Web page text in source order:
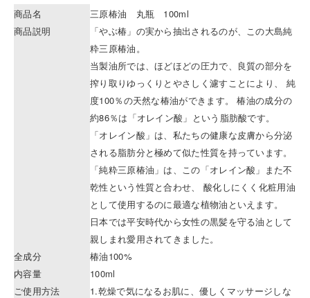
商品名
三原椿油 丸瓶 100ml
商品説明
「やぶ椿」の実から抽出されるのが、この大島純
粋三原椿油。
当製油所では、ほどほどの圧力で、良質の部分を
搾り取りゆっくりとやさしく濾すことにより、 純
度100％の天然な椿油ができます。 椿油の成分の
約86％は「オレイン酸」という脂肪酸です。
「オレイン酸」は、私たちの健康な皮膚から分泌
される脂肪分と極めて似た性質を持っています。
「純粋三原椿油」は、この「オレイン酸」また不
乾性という性質と合わせ、 酸化しにくく化粧用油
として使用するのに最適な植物油といえます。
日本では平安時代から女性の黒髪を守る油として
親しまれ愛用されてきました。
全成分
椿油100%
内容量
100ml
ご使用方法
1.乾燥で気になるお肌に、優しくマッサージしな